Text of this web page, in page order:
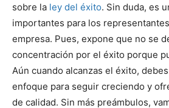
sobre la ley del éxito. Sin duda, es
importantes para los
empresa. Pues, expone que no se
concentración por el éxito porque
Aún cuando alcanzas el éxito,
enfoque para seguir creciendo y
de calidad. Sin más preámbulos,